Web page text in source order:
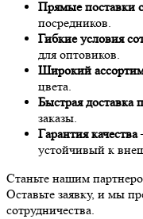
Прямые поставки
посредников.
Гибкие условия
для оптовиков.
Широкий
цвета.
Быстрая доставка
заказы.
Гарантия качества
устойчивый к
Станьте нашим
Оставьте заявку, и мы
сотрудничества.